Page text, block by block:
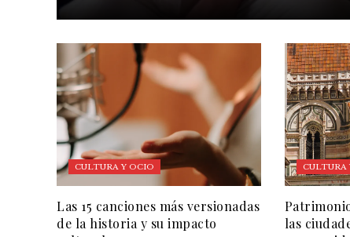
CULTURA Y OCIO
Las 15 canciones más versionadas
de la historia y su impacto
CULTURA
las